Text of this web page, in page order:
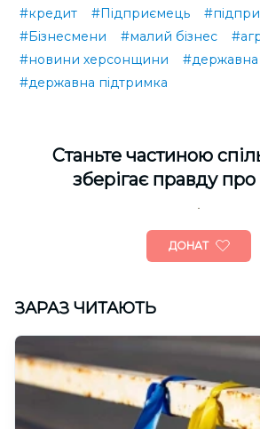
#кредит
#Підприємець
#Бізнесмени
#малий бізнес
#новини херсонщини
#державна підтримка
Cтаньте частиною
зберігає правду
ДОНАТ
ЗАРАЗ ЧИТАЮТЬ